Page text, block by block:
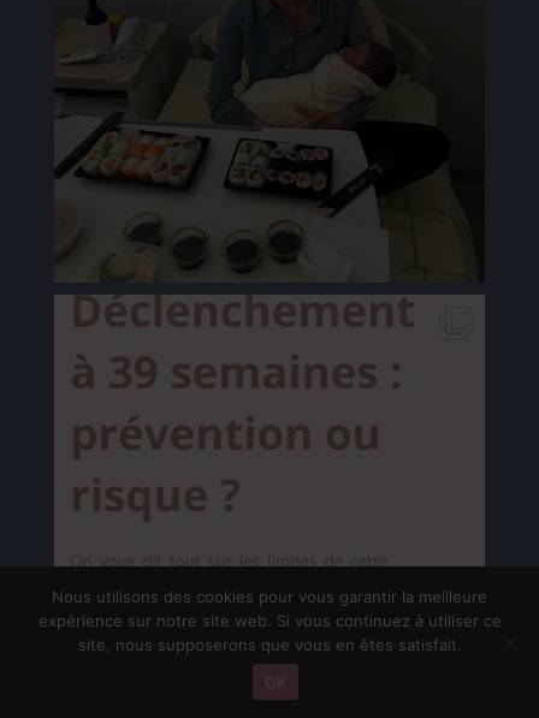
Nous utilisons des cookies pour vous garantir la meilleure
expérience sur notre site web. Si vous continuez à utiliser ce
site, nous supposerons que vous en êtes satisfait.
OK